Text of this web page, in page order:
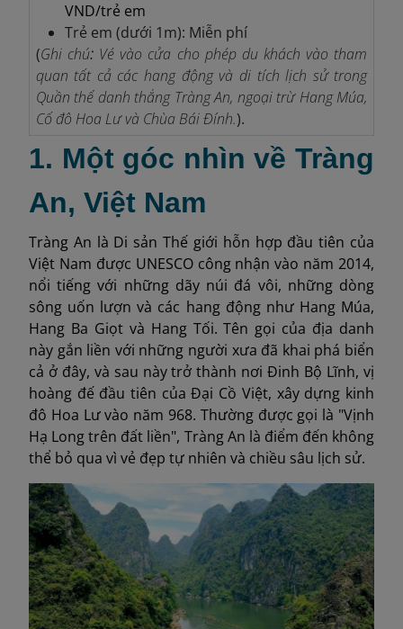
VND/trẻ em
Trẻ em (dưới 1m): Miễn phí
(Ghi chú: Vé vào cửa cho phép du khách vào tham
quan tất cả các hang động và di tích lịch sử trong
Quần thể danh thắng Tràng An, ngoại trừ Hang Múa,
Cố đô Hoa Lư và Chùa Bái Đính.).
1. Một góc nhìn về Tràng
An, Việt Nam
Tràng An là Di sản Thế giới hỗn hợp đầu tiên của
Việt Nam được UNESCO công nhận vào năm 2014,
nổi tiếng với những dãy núi đá vôi, những dòng
sông uốn lượn và các hang động như Hang Múa,
Hang Ba Giọt và Hang Tối. Tên gọi của địa danh
này gắn liền với những người xưa đã khai phá biển
cả ở đây, và sau này trở thành nơi Đinh Bộ Lĩnh, vị
hoàng đế đầu tiên của Đại Cồ Việt, xây dựng kinh
đô Hoa Lư vào năm 968. Thường được gọi là "Vịnh
Hạ Long trên đất liền", Tràng An là điểm đến không
thể bỏ qua vì vẻ đẹp tự nhiên và chiều sâu lịch sử.